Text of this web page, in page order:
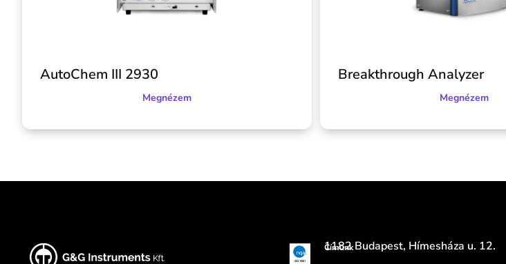
AutoChem III 2930
Megnézem
Breakthrough Analyzer
Megnézem
Címünk
1182 Budapest, Hímesháza u. 12.